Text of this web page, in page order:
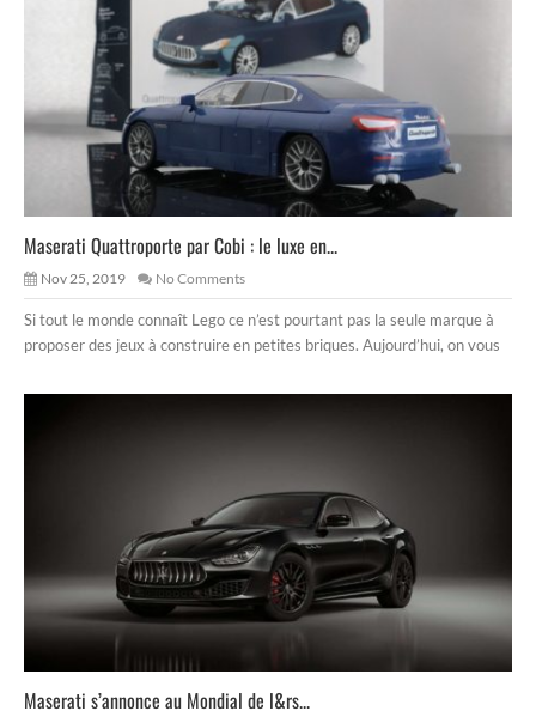
Maserati Quattroporte par Cobi : le luxe en...
Nov 25, 2019 No Comments
Si tout le monde connaît Lego ce n’est pourtant pas la seule marque à
proposer des jeux à construire en petites briques. Aujourd’hui, on vous
Maserati s’annonce au Mondial de l&rs...